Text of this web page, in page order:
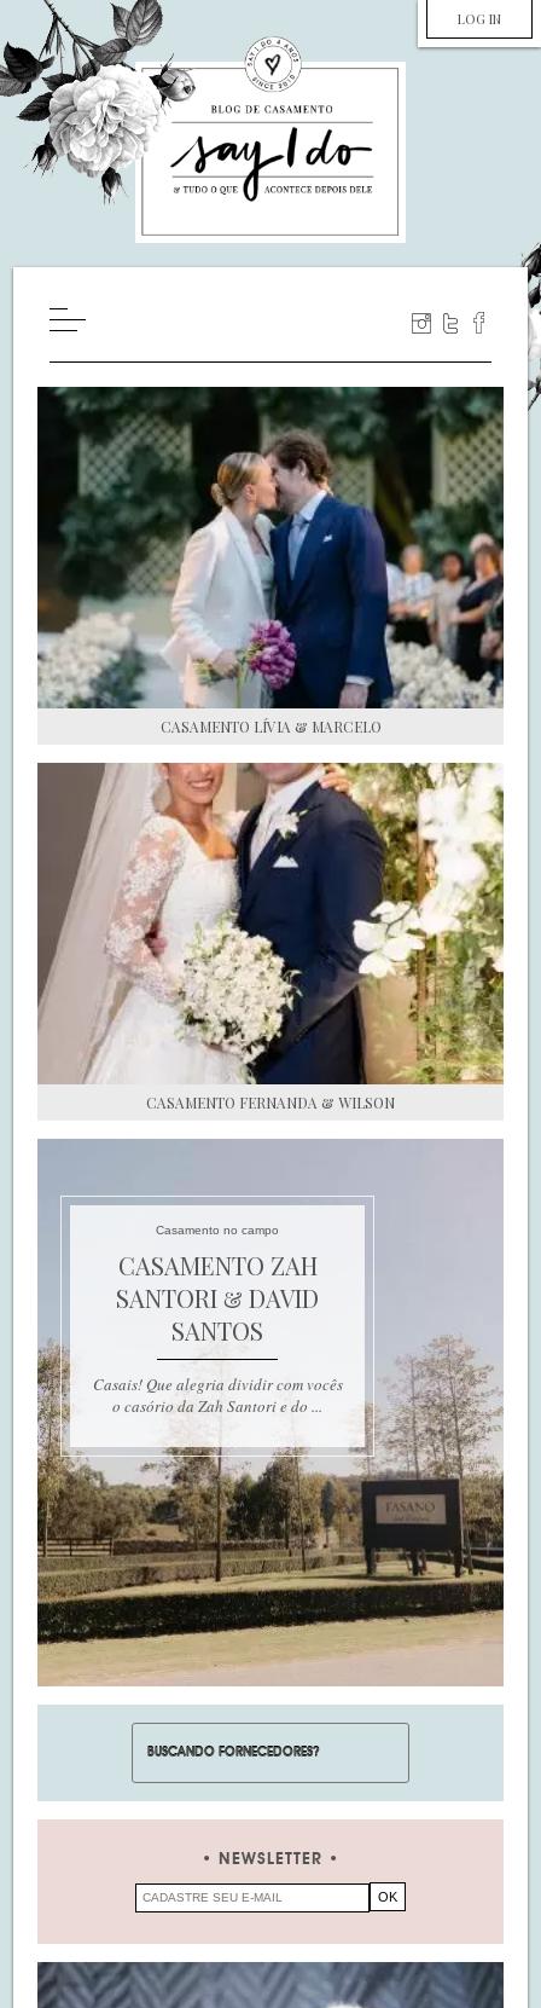
LOG IN
WILL YOU MARRY ME?
LUA DE MEL
COZINHA
DECORAÇÃO
DE NOIVA PRA NOIVA
S.O.S CASADAS
FALE COM O SAY I DO
CASAMENTO LÍVIA & MARCELO
CASAMENTO FERNANDA & WILSON
Casamento no campo
CASAMENTO ZAH
SANTORI & DAVID
SANTOS
Casais! Que alegria dividir com vocês
o casório da Zah Santori e do ...
NEWSLETTER